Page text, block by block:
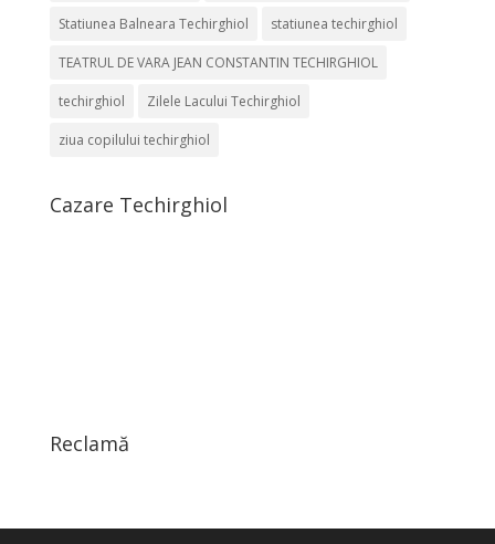
Statiunea Balneara Techirghiol statiunea techirghiol
TEATRUL DE VARA JEAN CONSTANTIN TECHIRGHIOL
techirghiol Zilele Lacului Techirghiol
ziua copilului techirghiol
Cazare Techirghiol
Reclamă